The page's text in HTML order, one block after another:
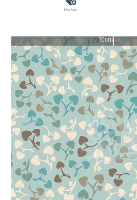
Merken
10cm